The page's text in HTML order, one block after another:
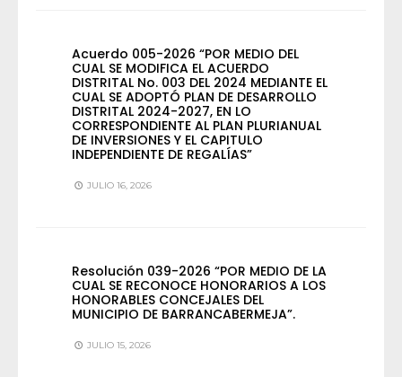
Acuerdo 005-2026 “POR MEDIO DEL
CUAL SE MODIFICA EL ACUERDO
DISTRITAL No. 003 DEL 2024 MEDIANTE EL
CUAL SE ADOPTÓ PLAN DE DESARROLLO
DISTRITAL 2024-2027, EN LO
CORRESPONDIENTE AL PLAN PLURIANUAL
DE INVERSIONES Y EL CAPITULO
INDEPENDIENTE DE REGALÍAS”
JULIO 16, 2026
Resolución 039-2026 “POR MEDIO DE LA
CUAL SE RECONOCE HONORARIOS A LOS
HONORABLES CONCEJALES DEL
MUNICIPIO DE BARRANCABERMEJA”.
JULIO 15, 2026